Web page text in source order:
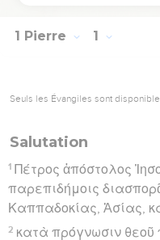
1 Pierre 1
Seuls les Évangiles sont
Salutation
1 Πέτρος ἀπόστολος
παρεπιδήμοις
Καππαδοκίας, Ἀσίας,
2 κατὰ πρόγνωσιν θεοῦ